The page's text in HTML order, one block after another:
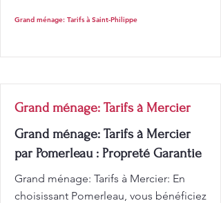
Grand ménage: Tarifs à Saint-Philippe
Grand ménage: Tarifs à Mercier
Grand ménage: Tarifs à Mercier
par Pomerleau : Propreté Garantie
Grand ménage: Tarifs à Mercier: En
choisissant Pomerleau, vous bénéficiez